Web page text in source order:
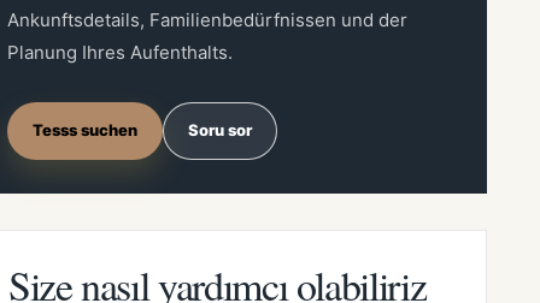
Ankunftsdetails, Familienbedürfnissen und der
Planung Ihres Aufenthalts.
Tesss suchen Soru sor
Size nasıl yardımcı olabiliriz